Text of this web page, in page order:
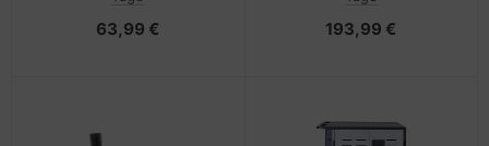
63,99 € 193,99 €